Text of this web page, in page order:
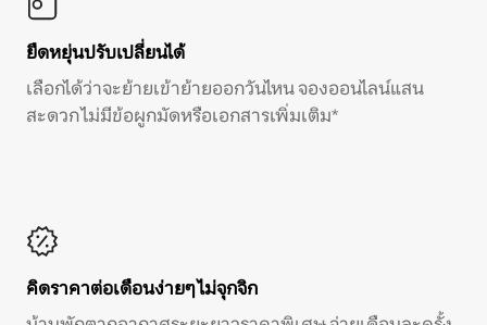
ยืดหยุ่นปรับเปลี่ยนได้
เลือกได้ว่าจะย้ายเข้าย้ายออกวันไหน จองออนไลน์แสน
สะดวก ไม่มีข้อผูกมัดหรือเอกสารเพิ่มเติม*
คิดราคาต่อเดือนง่ายๆ ไม่จุกจิก